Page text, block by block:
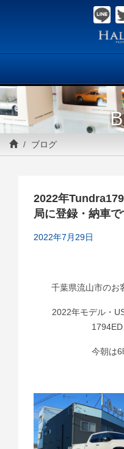
ブログ
2022年
局に登録・納車で
2022年7月29日
千葉県流山市のお
2022年モデル・
今朝は6